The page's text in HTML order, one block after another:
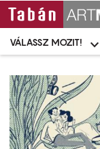
tartalomra
Moziválasztó
menü
VÁLASSZ MOZIT!